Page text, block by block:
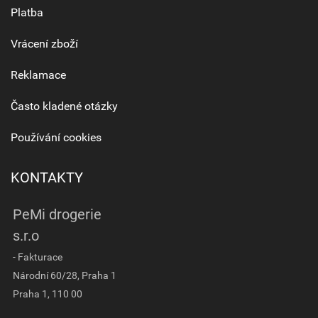
Platba
Vrácení zboží
Reklamace
Často kladené otázky
Používání cookies
KONTAKTY
PeMi drogerie
s.r.o
- Fakturace
Národní 60/28, Praha 1
Praha 1, 110 00